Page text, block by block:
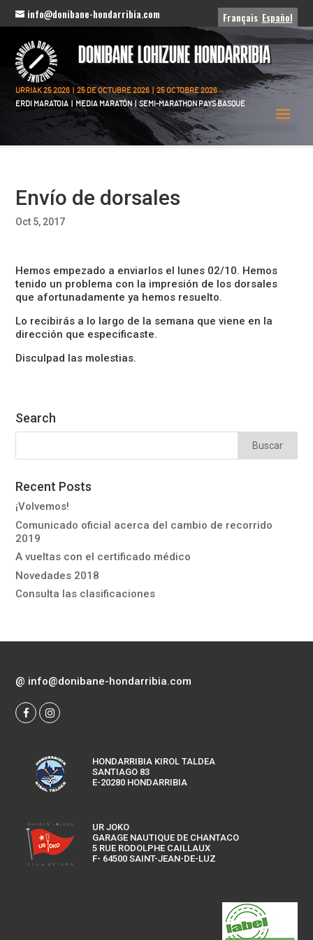
info@donibane-hondarribia.com Français Español
DONIBANE LOHIZUNE HONDARRIBIA
URRIAK 25 2026 | 25 DE OCTUBRE 2026 | 25 OCTOBRE 2026
ERDI MARATOIA | MEDIA MARATÓN | SEMI-MARATHON PAYS BASQUE
Envío de dorsales
Oct 5, 2017
Hemos empezado a enviarlos el lunes 02/10. Hemos
tenido un problema con la impresión de los dorsales
que afortunadamente ya hemos resuelto.
Lo recibirás a lo largo de la semana que viene en la
dirección que especificaste.
Disculpad las molestias.
Search
Recent Posts
¡Volvemos!
Comunicado oficial acerca del cambio de recorrido
2019
A vueltas con el certificado médico
Novedades 2018
Consulta las clasificaciones
@ info@donibane-hondarribia.com
HONDARRIBIA KIROL TALDEA
SANTIAGO 83
E-20280 HONDARRIBIA
UR JOKO
GARAGE NAUTIQUE DE CHANTACO
5 RUE RODOLPHE CAILLAUX
F- 64500 SAINT-JEAN-DE-LUZ